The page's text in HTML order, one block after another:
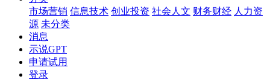
市场营销 信息技术 创业投资 社会人文 财务财经 人力资
源 未分类
消息
示说GPT
申请试用
登录